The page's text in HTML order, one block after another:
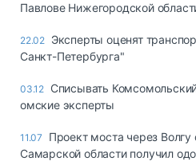
Павлове Нижегородской
22.02 Эксперты оценят
Санкт-Петербурга"
03.12 Списывать
омские эксперты
11.07
Проект моста через Волгу
Самарской области получил